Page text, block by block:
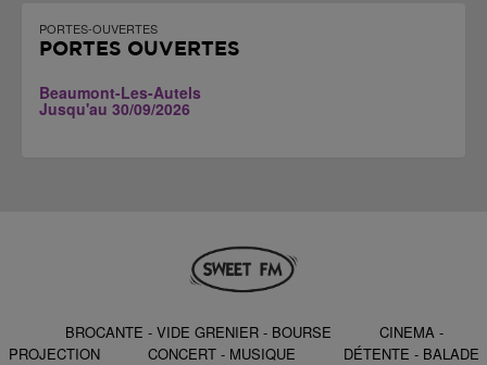
PORTES-OUVERTES
PORTES OUVERTES
Beaumont-Les-Autels
Jusqu'au 30/09/2026
BROCANTE - VIDE GRENIER - BOURSE
CINEMA -
PROJECTION
CONCERT - MUSIQUE
DÉTENTE - BALADE